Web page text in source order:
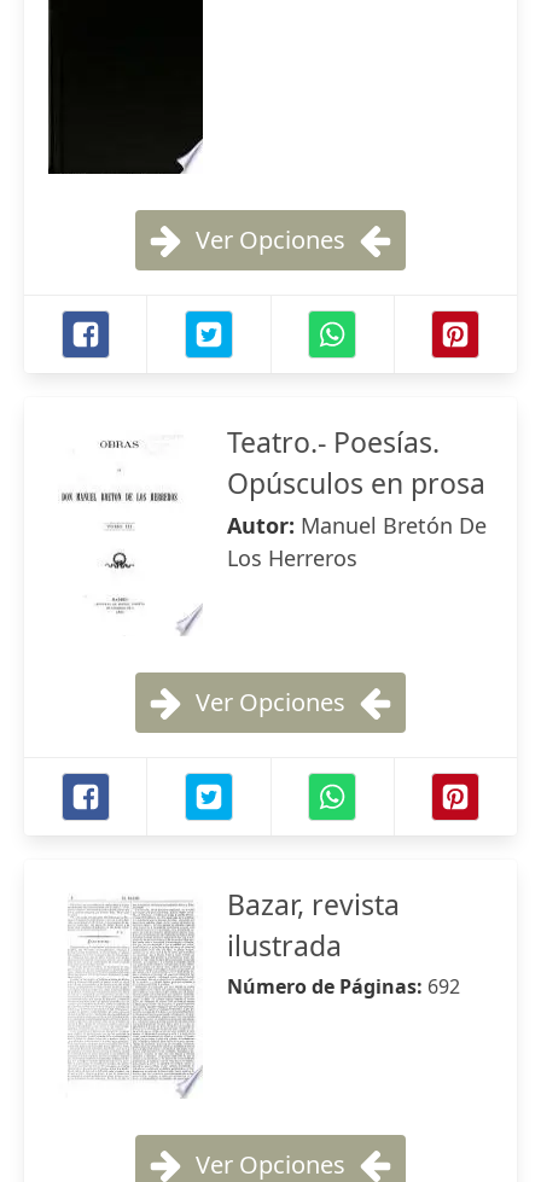
Ver Opciones
Teatro.- Poesías.
Opúsculos en prosa
Autor: Manuel Bretón De
Los Herreros
Ver Opciones
Bazar, revista
ilustrada
Número de Páginas: 692
Ver Opciones